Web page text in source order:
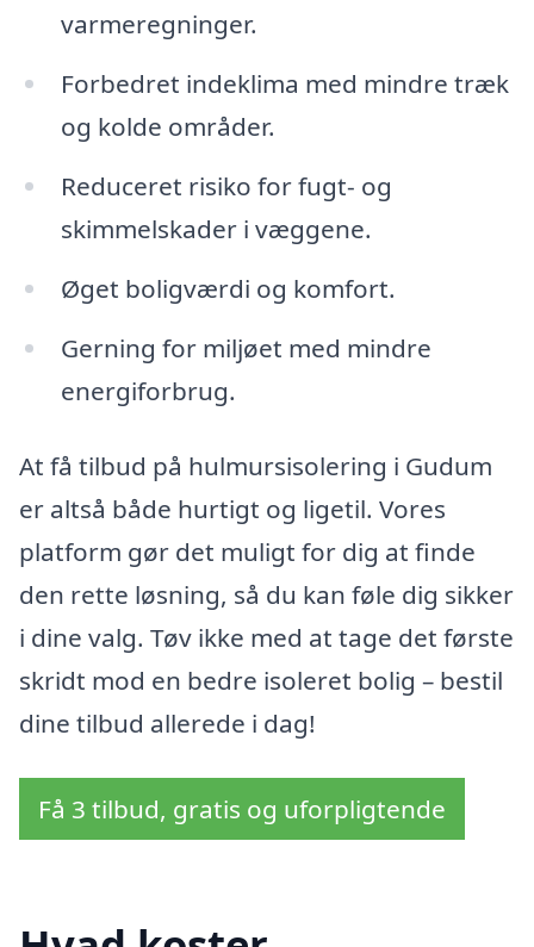
varmeregninger.
Forbedret indeklima med mindre træk
og kolde områder.
Reduceret risiko for fugt- og
skimmelskader i væggene.
Øget boligværdi og komfort.
Gerning for miljøet med mindre
energiforbrug.
At få tilbud på hulmursisolering i Gudum
er altså både hurtigt og ligetil. Vores
platform gør det muligt for dig at finde
den rette løsning, så du kan føle dig sikker
i dine valg. Tøv ikke med at tage det første
skridt mod en bedre isoleret bolig – bestil
dine tilbud allerede i dag!
Få 3 tilbud, gratis og uforpligtende